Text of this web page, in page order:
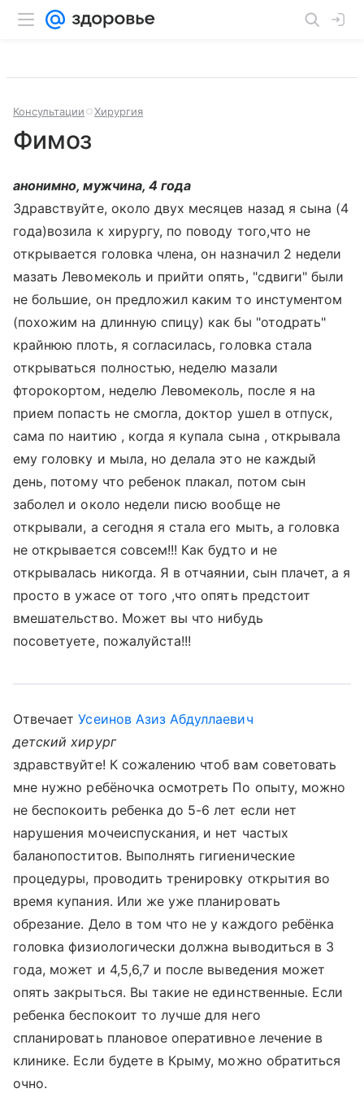
Консультации Хирургия
Фимоз
анонимно, мужчина, 4 года
Здравствуйте, около двух месяцев назад я сына (4
года)возила к хирургу, по поводу того,что не
открывается головка члена, он назначил 2 недели
мазать Левомеколь и прийти опять, "сдвиги" были
не большие, он предложил каким то инстументом
(похожим на длинную спицу) как бы "отодрать"
крайнюю плоть, я согласилась, головка стала
открываться полностью, неделю мазали
фторокортом, неделю Левомеколь, после я на
прием попасть не смогла, доктор ушел в отпуск,
сама по наитию , когда я купала сына , открывала
ему головку и мыла, но делала это не каждый
день, потому что ребенок плакал, потом сын
заболел и около недели писю вообще не
открывали, а сегодня я стала его мыть, а головка
не открывается совсем!!! Как будто и не
открывалась никогда. Я в отчаянии, сын плачет, а я
просто в ужасе от того ,что опять предстоит
вмешательство. Может вы что нибудь
посоветуете, пожалуйста!!!
ОтвечаетУсеинов Азиз Абдуллаевич
детский хирург
здравствуйте! К сожалению чтоб вам советовать
мне нужно ребёночка осмотреть По опыту, можно
не беспокоить ребенка до 5-6 лет если нет
нарушения мочеиспускания, и нет частых
баланопоститов. Выполнять гигиенические
процедуры, проводить тренировку открытия во
время купания. Или же уже планировать
обрезание. Дело в том что не у каждого ребёнка
головка физиологически должна выводиться в 3
года, может и 4,5,6,7 и после выведения может
опять закрыться. Вы такие не единственные. Если
ребенка беспокоит то лучше для него
спланировать плановое оперативное лечение в
клинике. Если будете в Крыму, можно обратиться
очно.